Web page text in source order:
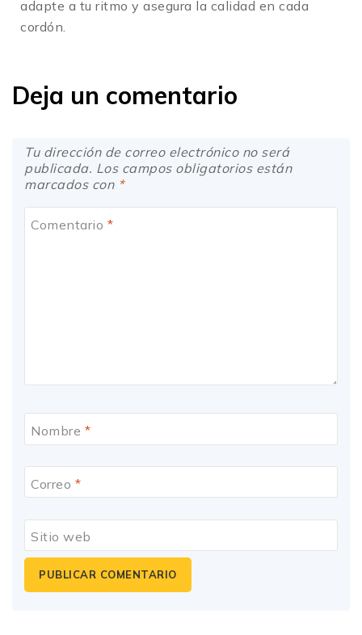
adapte a tu ritmo y asegura la calidad en cada
cordón.
Deja un comentario
Tu dirección de correo electrónico no será
publicada. Los campos obligatorios están
marcados con *
Comentario *
Nombre *
Correo *
Sitio web